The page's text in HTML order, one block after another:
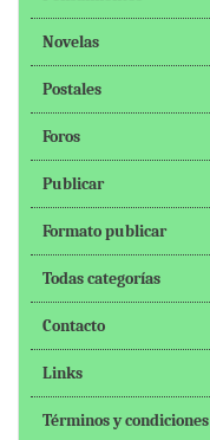
Novelas
Postales
Foros
Publicar
Formato publicar
Todas categorías
Contacto
Links
Términos y condiciones